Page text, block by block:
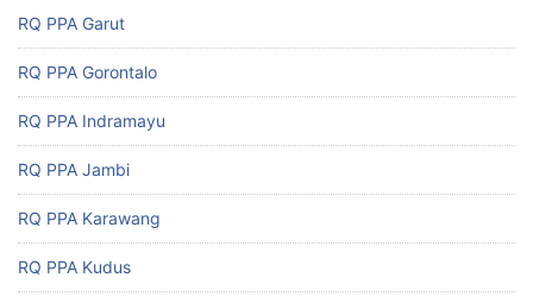
RQ PPA Garut
RQ PPA Gorontalo
RQ PPA Indramayu
RQ PPA Jambi
RQ PPA Karawang
RQ PPA Kudus